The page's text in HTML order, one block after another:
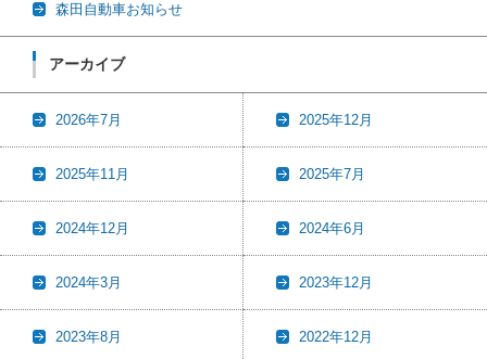
森田自動車お知らせ
アーカイブ
2026年7月 2025年12月
2025年11月 2025年7月
2024年12月 2024年6月
2024年3月 2023年12月
2023年8月 2022年12月